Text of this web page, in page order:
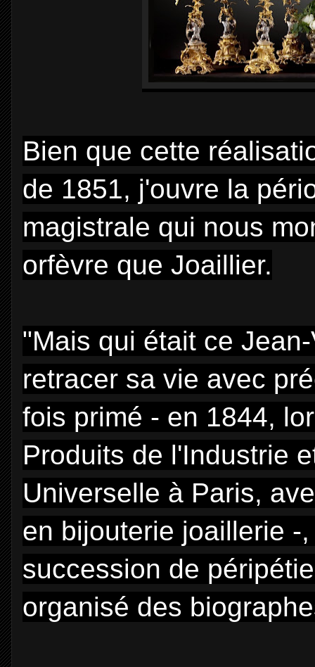
Bien que cette
de 1851, j'ouvre la
magistrale qui nous
orfèvre que Joaillier.
"Mais qui était ce
retracer sa vie avec
fois primé - en 1844,
Produits de l'Industrie
Universelle à Paris,
en bijouterie joaillerie -
succession de
organisé des